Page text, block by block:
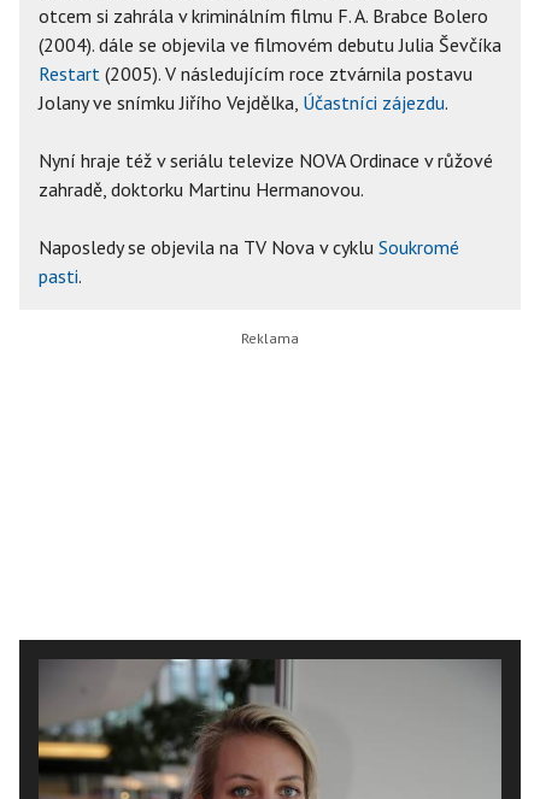
otcem si zahrála v kriminálním filmu F. A. Brabce Bolero
(2004). dále se objevila ve filmovém debutu Julia Ševčíka
Restart (2005). V následujícím roce ztvárnila postavu
Jolany ve snímku Jiřího Vejdělka, Účastníci zájezdu.
Nyní hraje též v seriálu televize NOVA Ordinace v růžové
zahradě, doktorku Martinu Hermanovou.
Naposledy se objevila na TV Nova v cyklu Soukromé
pasti.